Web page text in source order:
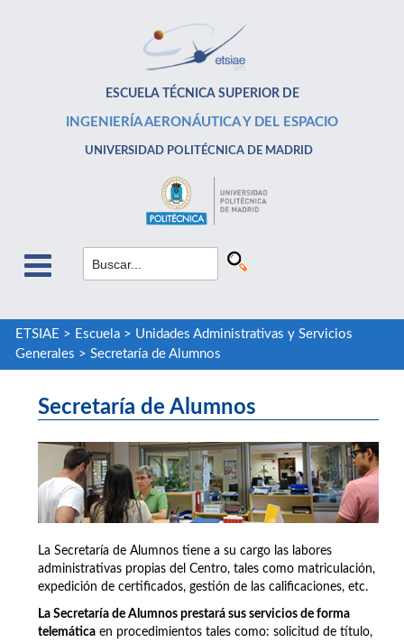
ESCUELA TÉCNICA SUPERIOR DE
INGENIERÍA AERONÁUTICA Y DEL ESPACIO
UNIVERSIDAD POLITÉCNICA DE MADRID
ETSIAE > Escuela> Unidades Administrativas y Servicios
Generales > Secretaría de Alumnos
Secretaría de Alumnos
La Secretaría de Alumnos tiene a su cargo las labores
administrativas propias del Centro, tales como matriculación,
expedición de certificados, gestión de las calificaciones, etc.
La Secretaría de Alumnos prestará sus servicios de forma
telemática en procedimientos tales como: solicitud de título,